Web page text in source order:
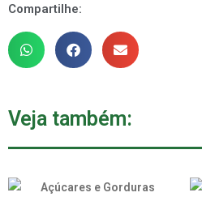
Compartilhe:
Veja também: